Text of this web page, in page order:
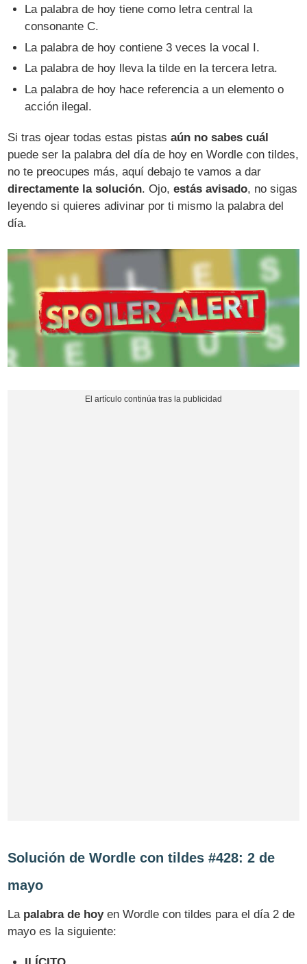
La palabra de hoy tiene como letra central la
consonante C.
La palabra de hoy contiene 3 veces la vocal I.
La palabra de hoy lleva la tilde en la tercera letra.
La palabra de hoy hace referencia a un elemento o
acción ilegal.
Si tras ojear todas estas pistasaún no sabes cuál
puede ser la palabra del día de hoy en Wordle con tildes,
no te preocupes más, aquí debajo te vamos a dar
directamente la solución. Ojo,estás avisado, no sigas
leyendo si quieres adivinar por ti mismo la palabra del
día.
Solución de Wordle con tildes #428: 2 de
mayo
La palabra de hoyen Wordle con tildes para el día 2 de
mayo es la siguiente: